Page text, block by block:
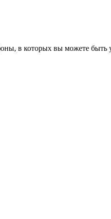
в которых вы можете быть